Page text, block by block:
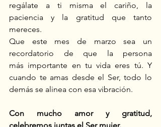
regálate a ti misma el cariño, la
paciencia y la gratitud que tanto
mereces.
Que este mes de marzo sea un
recordatorio de que la persona
más importante en tu vida eres tú. Y
cuando te amas desde el Ser, todo lo
demás se alinea con esa vibración.
Con mucho amor y gratitud,